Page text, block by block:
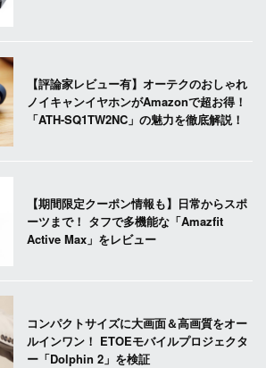
【評論家レビュー有】オーテクのおしゃれ
ノイキャンイヤホンがAmazonで超お得！
「ATH-SQ1TW2NC」の魅力を徹底解説！
【期間限定クーポン情報も】日常からスポ
ーツまで！ タフで多機能な「Amazfit
Active Max」をレビュー
コンパクトサイズに大画面＆高画質をオー
ルインワン！ ETOEモバイルプロジェクタ
ー「Dolphin 2」を検証